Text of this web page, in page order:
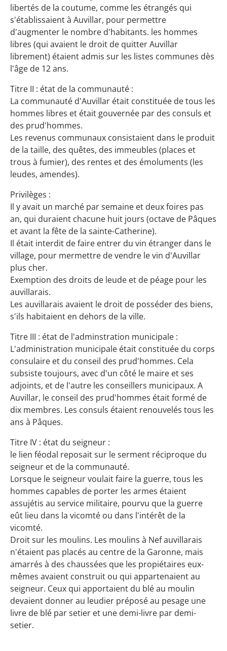
libertés de la coutume, comme les étrangés qui
s'établissaient à Auvillar, pour permettre
d'augmenter le nombre d'habitants. les hommes
libres (qui avaient le droit de quitter Auvillar
librement) étaient admis sur les listes communes dès
l'âge de 12 ans.
Titre II : état de la communauté :
La communauté d'Auvillar était constituée de tous les
hommes libres et était gouvernée par des consuls et
des prud'hommes.
Les revenus communaux consistaient dans le produit
de la taille, des quêtes, des immeubles (places et
trous à fumier), des rentes et des émoluments (les
leudes, amendes).
Privilèges :
Il y avait un marché par semaine et deux foires pas
an, qui duraient chacune huit jours (octave de Pâques
et avant la fête de la sainte-Catherine).
Il était interdit de faire entrer du vin étranger dans le
village, pour mermettre de vendre le vin d'Auvillar
plus cher.
Exemption des droits de leude et de péage pour les
auvillarais.
Les auvillarais avaient le droit de posséder des biens,
s'ils habitaient en dehors de la ville.
Titre III : état de l'adminstration municipale :
L'administration municipale était constituée du corps
consulaire et du conseil des prud'hommes. Cela
subsiste toujours, avec d'un côté le maire et ses
adjoints, et de l'autre les conseillers municipaux. A
Auvillar, le conseil des prud'hommes était formé de
dix membres. Les consuls étaient renouvelés tous les
ans à Pâques.
Titre IV : état du seigneur :
le lien féodal reposait sur le serment réciproque du
seigneur et de la communauté.
Lorsque le seigneur voulait faire la guerre, tous les
hommes capables de porter les armes étaient
assujétis au service militaire, pourvu que la guerre
eût lieu dans la vicomté ou dans l'intérêt de la
vicomté.
Droit sur les moulins. Les moulins à Nef auvillarais
n'étaient pas placés au centre de la Garonne, mais
amarrés à des chaussées que les propiétaires eux-
mêmes avaient construit ou qui appartenaient au
seigneur. Ceux qui apportaient du blé au moulin
devaient donner au leudier préposé au pesage une
livre de blé par setier et une demi-livre par demi-
setier.